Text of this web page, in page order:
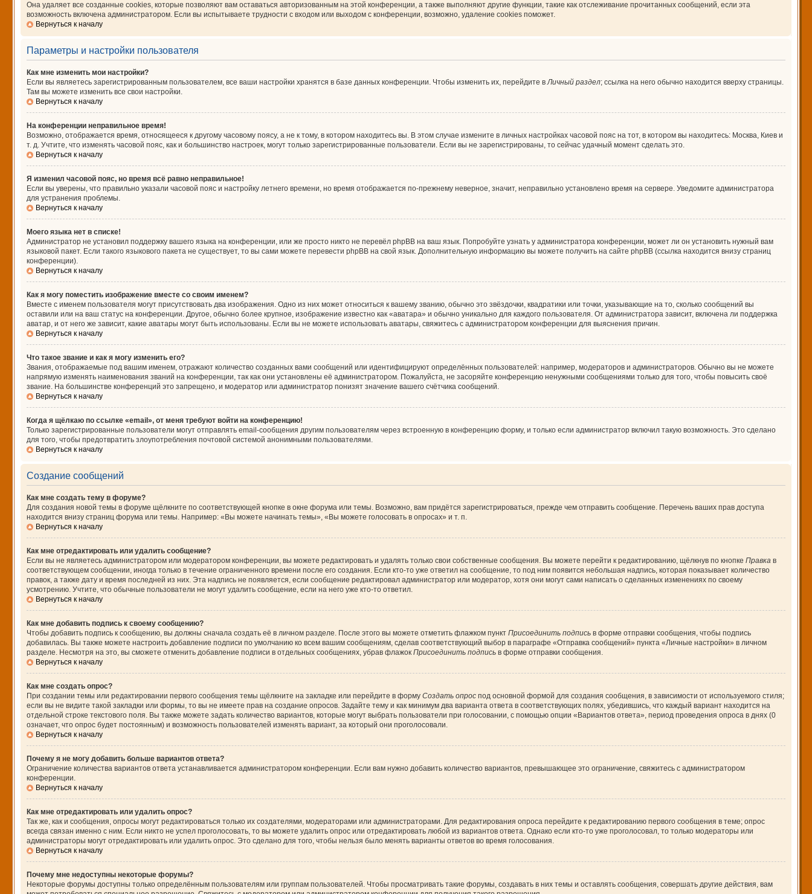
Она удаляет все созданные cookies, которые позволяют вам оставаться авторизованным на этой конференции, а также выполняют другие функции, такие как отслеживание прочитанных сообщений, если эта
возможность включена администратором. Если вы испытываете трудности с входом или выходом с конференции, возможно, удаление cookies поможет.
Вернуться к началу
Параметры и настройки пользователя
Как мне изменить мои настройки?
Если вы являетесь зарегистрированным пользователем, все ваши настройки хранятся в базе данных конференции. Чтобы изменить их, перейдите вЛичный раздел; ссылка на него обычно находится вверху страницы.
Там вы можете изменить все свои настройки.
Вернуться к началу
На конференции неправильное время!
Возможно, отображается время, относящееся к другому часовому поясу, а не к тому, в котором находитесь вы. В этом случае измените в личных настройках часовой пояс на тот, в котором вы находитесь: Москва, Киев и
т. д. Учтите, что изменять часовой пояс, как и большинство настроек, могут только зарегистрированные пользователи. Если вы не зарегистрированы, то сейчас удачный момент сделать это.
Вернуться к началу
Я изменил часовой пояс, но время всё равно неправильное!
Если вы уверены, что правильно указали часовой пояс и настройку летнего времени, но время отображается по-прежнему неверное, значит, неправильно установлено время на сервере. Уведомите администратора
для устранения проблемы.
Вернуться к началу
Моего языка нет в списке!
Администратор не установил поддержку вашего языка на конференции, или же просто никто не перевёл phpBB на ваш язык. Попробуйте узнать у администратора конференции, может ли он установить нужный вам
языковой пакет. Если такого языкового пакета не существует, то вы сами можете перевести phpBB на свой язык. Дополнительную информацию вы можете получить на сайте phpBB (ссылка находится внизу страниц
конференции).
Вернуться к началу
Как я могу поместить изображение вместе со своим именем?
Вместе с именем пользователя могут присутствовать два изображения. Одно из них может относиться к вашему званию, обычно это звёздочки, квадратики или точки, указывающие на то, сколько сообщений вы
оставили или на ваш статус на конференции. Другое, обычно более крупное, изображение известно как «аватара» и обычно уникально для каждого пользователя. От администратора зависит, включена ли поддержка
аватар, и от него же зависит, какие аватары могут быть использованы. Если вы не можете использовать аватары, свяжитесь с администратором конференции для выяснения причин.
Вернуться к началу
Что такое звание и как я могу изменить его?
Звания, отображаемые под вашим именем, отражают количество созданных вами сообщений или идентифицируют определённых пользователей: например, модераторов и администраторов. Обычно вы не можете
напрямую изменять наименования званий на конференции, так как они установлены её администратором. Пожалуйста, не засоряйте конференцию ненужными сообщениями только для того, чтобы повысить своё
звание. На большинстве конференций это запрещено, и модератор или администратор понизят значение вашего счётчика сообщений.
Вернуться к началу
Когда я щёлкаю по ссылке «email», от меня требуют войти на конференцию!
Только зарегистрированные пользователи могут отправлять email-сообщения другим пользователям через встроенную в конференцию форму, и только если администратор включил такую возможность. Это сделано
для того, чтобы предотвратить злоупотребления почтовой системой анонимными пользователями.
Вернуться к началу
Создание сообщений
Как мне создать тему в форуме?
Для создания новой темы в форуме щёлкните по соответствующей кнопке в окне форума или темы. Возможно, вам придётся зарегистрироваться, прежде чем отправить сообщение. Перечень ваших прав доступа
находится внизу страниц форума или темы. Например: «Вы можете начинать темы», «Вы можете голосовать в опросах» и т. п.
Вернуться к началу
Как мне отредактировать или удалить сообщение?
Если вы не являетесь администратором или модератором конференции, вы можете редактировать и удалять только свои собственные сообщения. Вы можете перейти к редактированию, щёлкнув по кнопке Правкав
соответствующем сообщении, иногда только в течение ограниченного времени после его создания. Если кто-то уже ответил на сообщение, то под ним появится небольшая надпись, которая показывает количество
правок, а также дату и время последней из них. Эта надпись не появляется, если сообщение редактировал администратор или модератор, хотя они могут сами написать о сделанных изменениях по своему
усмотрению. Учтите, что обычные пользователи не могут удалить сообщение, если на него уже кто-то ответил.
Вернуться к началу
Как мне добавить подпись к своему сообщению?
Чтобы добавить подпись к сообщению, вы должны сначала создать её в личном разделе. После этого вы можете отметить флажком пункт Присоединить подписьв форме отправки сообщения, чтобы подпись
добавилась. Вы также можете настроить добавление подписи по умолчанию ко всем вашим сообщениям, сделав соответствующий выбор в параграфе «Отправка сообщений» пункта «Личные настройки» в личном
разделе. Несмотря на это, вы сможете отменить добавление подписи в отдельных сообщениях, убрав флажок Присоединить подписьв форме отправки сообщения.
Вернуться к началу
Как мне создать опрос?
При создании темы или редактировании первого сообщения темы щёлкните на закладке или перейдите в форму Создать опроспод основной формой для создания сообщения, в зависимости от используемого стиля;
если вы не видите такой закладки или формы, то вы не имеете прав на создание опросов. Задайте тему и как минимум два варианта ответа в соответствующих полях, убедившись, что каждый вариант находится на
отдельной строке текстового поля. Вы также можете задать количество вариантов, которые могут выбрать пользователи при голосовании, с помощью опции «Вариантов ответа», период проведения опроса в днях (0
означает, что опрос будет постоянным) и возможность пользователей изменять вариант, за который они проголосовали.
Вернуться к началу
Почему я не могу добавить больше вариантов ответа?
Ограничение количества вариантов ответа устанавливается администратором конференции. Если вам нужно добавить количество вариантов, превышающее это ограничение, свяжитесь с администратором
конференции.
Вернуться к началу
Как мне отредактировать или удалить опрос?
Так же, как и сообщения, опросы могут редактироваться только их создателями, модераторами или администраторами. Для редактирования опроса перейдите к редактированию первого сообщения в теме; опрос
всегда связан именно с ним. Если никто не успел проголосовать, то вы можете удалить опрос или отредактировать любой из вариантов ответа. Однако если кто-то уже проголосовал, то только модераторы или
администраторы могут отредактировать или удалить опрос. Это сделано для того, чтобы нельзя было менять варианты ответов во время голосования.
Вернуться к началу
Почему мне недоступны некоторые форумы?
Некоторые форумы доступны только определённым пользователям или группам пользователей. Чтобы просматривать такие форумы, создавать в них темы и оставлять сообщения, совершать другие действия, вам